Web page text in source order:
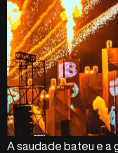
A saudade bateu e a